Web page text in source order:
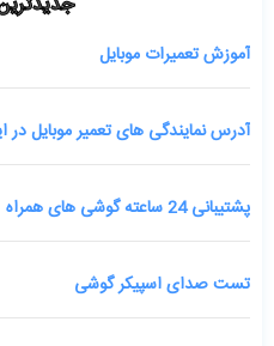
آموزش تعمیرات موبایل
آدرس نمایندگی های تعمیر موبایل در
پشتیبانی 24 ساعته گوشی های همراه
تست صدای اسپیکر گوشی